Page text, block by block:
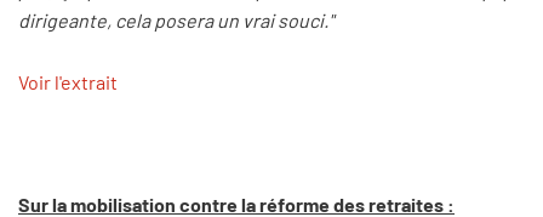
dirigeante, cela posera un vrai souci."
Voir l'extrait
Sur la mobilisation contre la réforme des retraites :